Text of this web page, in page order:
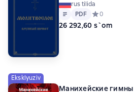
rus tilida
Matn
PDF
PDF Средний
0
26 292,60 s`om
Eksklyuziv
Манихейские гимны